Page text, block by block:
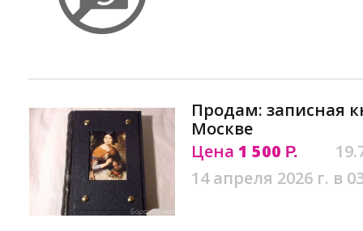
Продам: записная
Москве
Цена 1 500 Р.
14 апреля 2026 г. в